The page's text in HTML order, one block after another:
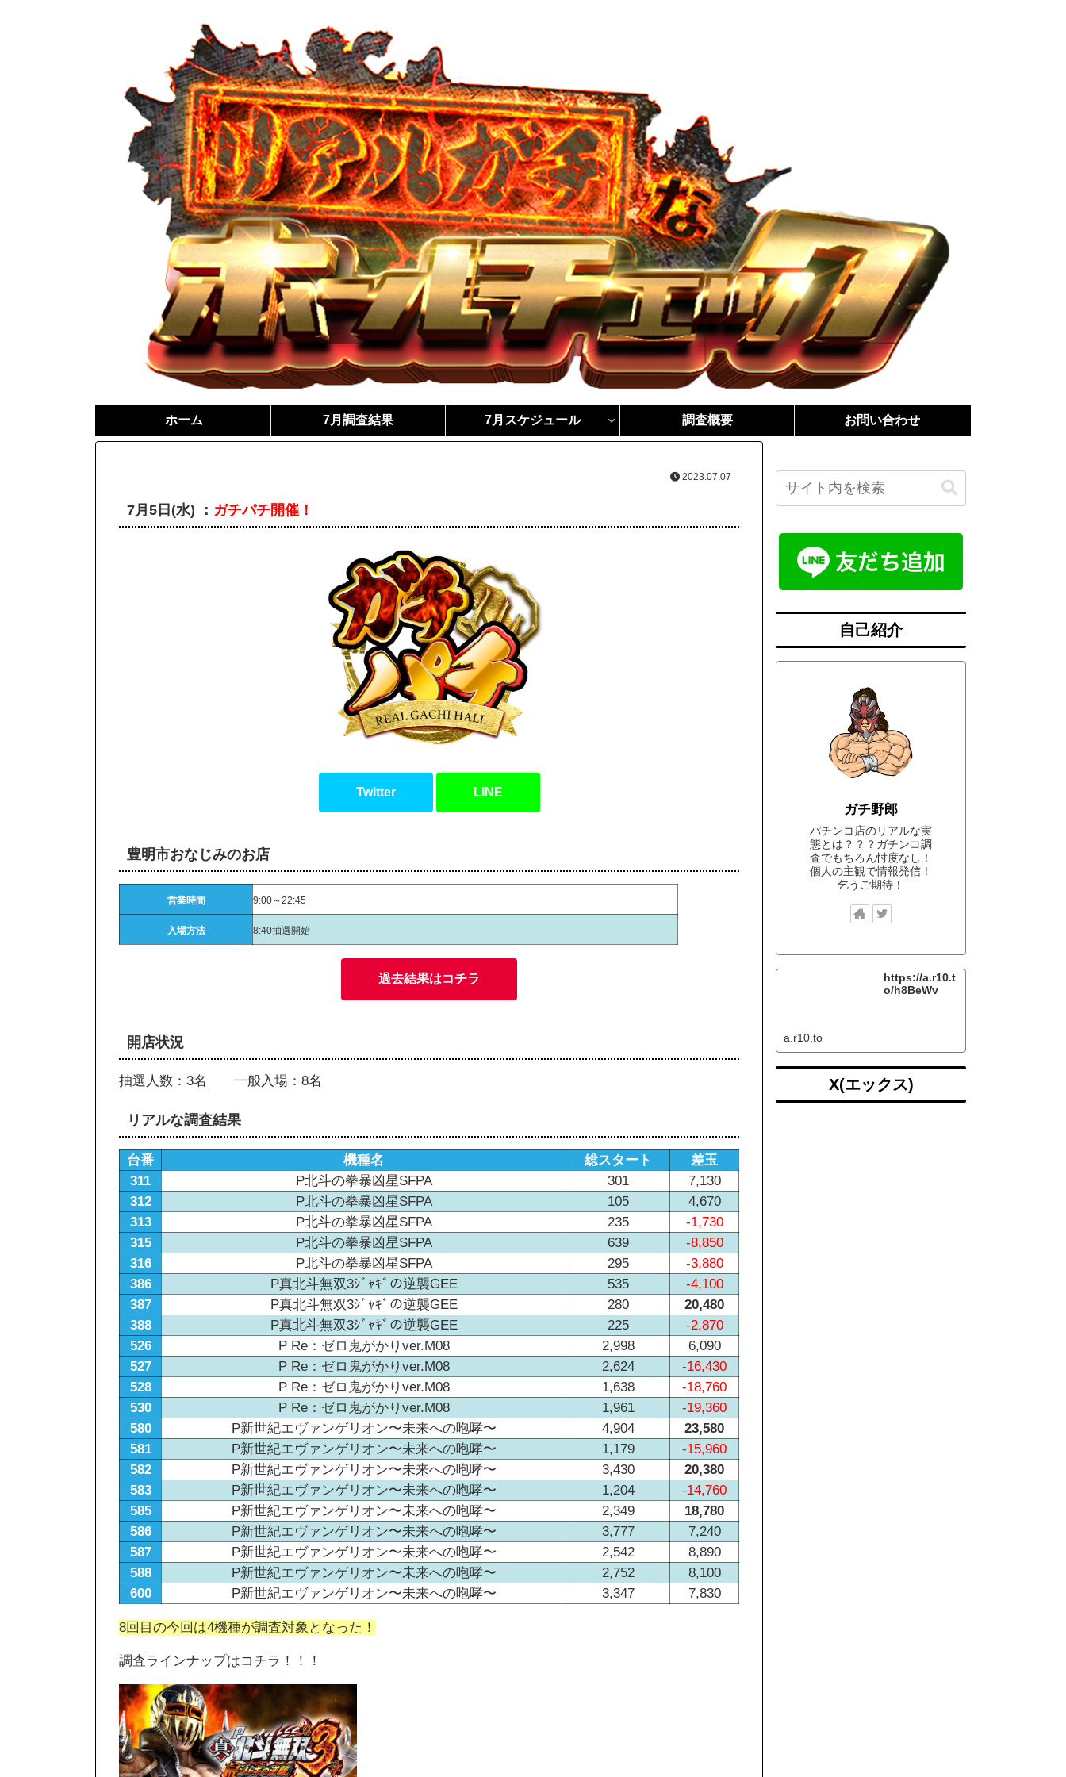
ホーム 7月調査結果 7月スケジュール 調査概要 お問い合わせ
2023.07.07
7月5日(水) ： ガチパチ開催！
Twitter LINE
豊明市おなじみのお店
営業時間 9:00～22:45
入場方法 8:40抽選開始
過去結果はコチラ
開店状況
抽選人数：3名 一般入場：8名
リアルな調査結果
台番 機種名 総スタート
差玉
311
P北斗の拳暴凶星SFPA 301
7,130
312
P北斗の拳暴凶星SFPA 105
4,670
313
P北斗の拳暴凶星SFPA 235
-1,730
315
P北斗の拳暴凶星SFPA 639
-8,850
316
P北斗の拳暴凶星SFPA 295
-3,880
386
P真北斗無双3ｼﾞｬｷﾞの逆襲GEE 535
-4,100
387
P真北斗無双3ｼﾞｬｷﾞの逆襲GEE 280
20,480
388
P真北斗無双3ｼﾞｬｷﾞの逆襲GEE 225
-2,870
526
P Re：ゼロ鬼がかりver.M08 2,998
6,090
527
P Re：ゼロ鬼がかりver.M08 2,624
-16,430
528
P Re：ゼロ鬼がかりver.M08 1,638
-18,760
530
P Re：ゼロ鬼がかりver.M08 1,961
-19,360
580
P新世紀エヴァンゲリオン〜未来への咆哮〜 4,904
23,580
581
P新世紀エヴァンゲリオン〜未来への咆哮〜 1,179
-15,960
582
P新世紀エヴァンゲリオン〜未来への咆哮〜 3,430
20,380
583
P新世紀エヴァンゲリオン〜未来への咆哮〜 1,204
-14,760
585
P新世紀エヴァンゲリオン〜未来への咆哮〜 2,349
18,780
586
P新世紀エヴァンゲリオン〜未来への咆哮〜 3,777
7,240
587
P新世紀エヴァンゲリオン〜未来への咆哮〜 2,542
8,890
588
P新世紀エヴァンゲリオン〜未来への咆哮〜 2,752
8,100
600
P新世紀エヴァンゲリオン〜未来への咆哮〜 3,347 7,830
8回目の今回は4機種が調査対象となった！
調査ラインナップはコチラ！！！
自己紹介
ガチ野郎
パチンコ店のリアルな実
態とは？？？ガチンコ調
査でもちろん忖度なし！
個人の主観で情報発信！
乞うご期待！
https://a.r10.t
o/h8BeWv
a.r10.to
X(エックス)